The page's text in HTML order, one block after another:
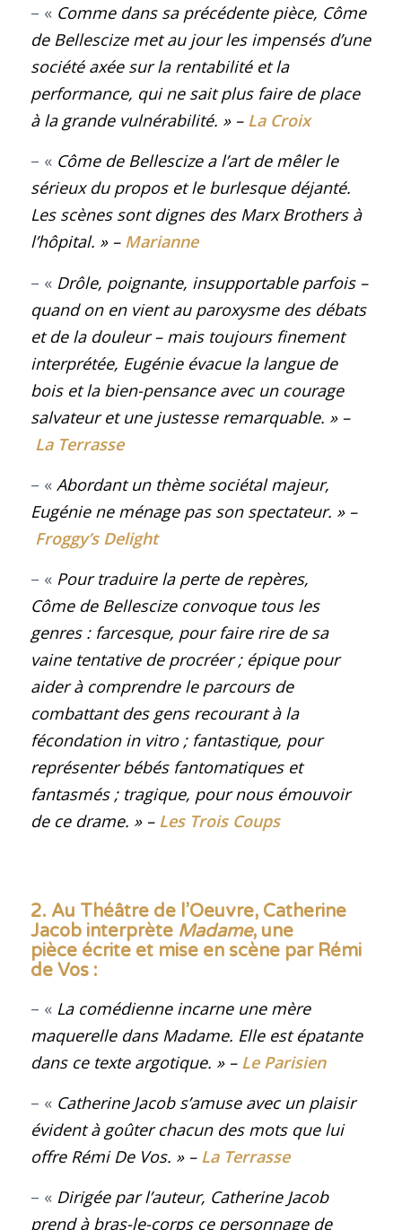
– « Comme dans sa précédente pièce, Côme
de Bellescize met au jour les impensés d’une
société axée sur la rentabilité et la
performance, qui ne sait plus faire de place
à la grande vulnérabilité. »– La Croix
– « Côme de Bellescize a l’art de mêler le
sérieux du propos et le burlesque déjanté.
Les scènes sont dignes des Marx Brothers à
l’hôpital. » – Marianne
– « Drôle, poignante, insupportable parfois –
quand on en vient au paroxysme des débats
et de la douleur – mais toujours finement
interprétée, Eugénie évacue la langue de
bois et la bien-pensance avec un courage
salvateur et une justesse remarquable. » –
La Terrasse
– « Abordant un thème sociétal majeur,
Eugénie ne ménage pas son spectateur. » –
Froggy’s Delight
– « Pour traduire la perte de repères,
Côme de Bellescize convoque tous les
genres : farcesque, pour faire rire de sa
vaine tentative de procréer ; épique pour
aider à comprendre le parcours de
combattant des gens recourant à la
fécondation in vitro ; fantastique, pour
représenter bébés fantomatiques et
fantasmés ; tragique, pour nous émouvoir
de ce drame. » – Les Trois Coups
2. Au Théâtre de l’Oeuvre, Catherine
Jacob interprète Madame, une
pièce écrite et mise en scène par Rémi
de Vos :
– « La comédienne incarne une mère
maquerelle dans Madame. Elle est épatante
dans ce texte argotique. » – Le Parisien
– « Catherine Jacob s’amuse avec un plaisir
évident à goûter chacun des mots que lui
offre Rémi De Vos. »– La Terrasse
– « Dirigée par l’auteur, Catherine Jacob
prend à bras-le-corps ce personnage de